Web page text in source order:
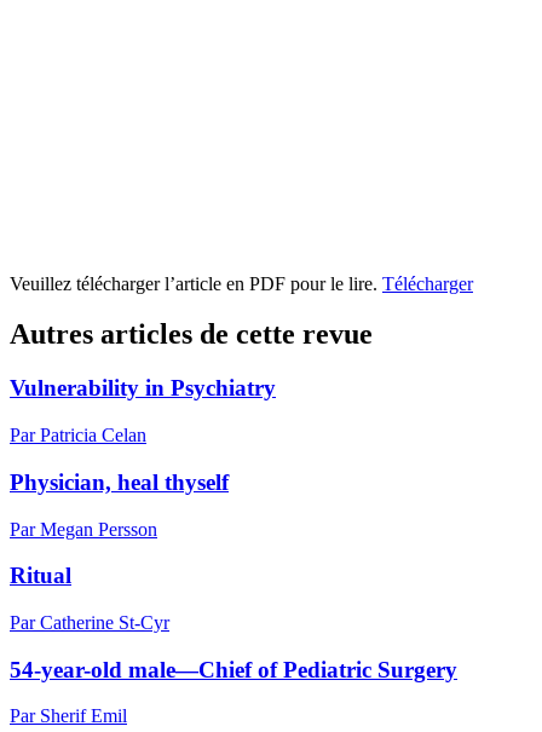
Veuillez télécharger l’article en PDF pour le lire. Télécharger
Autres articles de cette revue
Vulnerability in Psychiatry
Par Patricia Celan
Physician, heal thyself
Par Megan Persson
Ritual
Par Catherine St-Cyr
54-year-old male—Chief of Pediatric Surgery
Par Sherif Emil